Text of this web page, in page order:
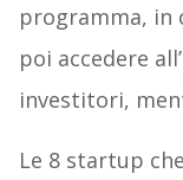
programma,
poi accedere
investitori,
Le 8 startup